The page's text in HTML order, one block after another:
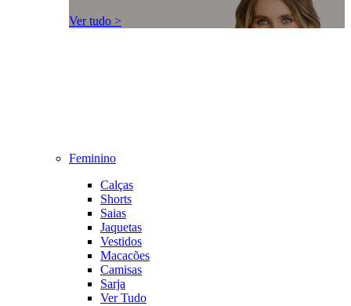
Ver tudo >
Feminino
Calças
Shorts
Saias
Jaquetas
Vestidos
Macacões
Camisas
Sarja
Ver Tudo